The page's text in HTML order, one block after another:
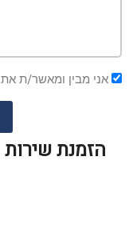
אני מבין ומאשר/ת את
הזמנת שירות